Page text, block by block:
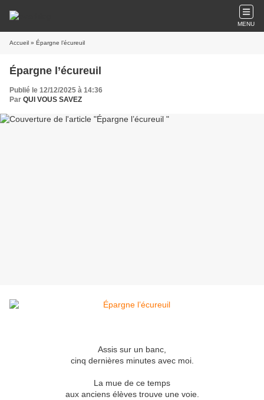
MENU
Accueil » Épargne l’écureuil
Épargne l’écureuil
Publié le 12/12/2025 à 14:36
Par QUI VOUS SAVEZ
Assis sur un banc,
cinq dernières minutes avec moi.
La mue de ce temps
aux anciens élèves trouve une voie.